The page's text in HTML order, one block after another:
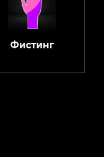
Фистинг